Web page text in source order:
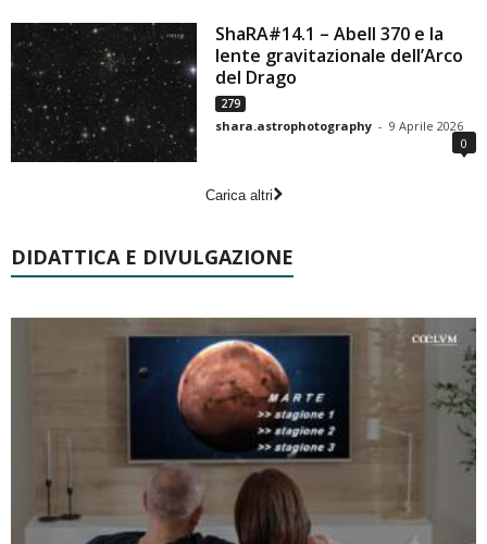
ShaRA#14.1 – Abell 370 e la
lente gravitazionale dell’Arco
del Drago
279
shara.astrophotography - 9 Aprile 2026
0
Carica altri
DIDATTICA E DIVULGAZIONE